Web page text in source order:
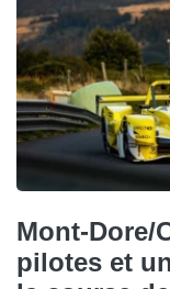
Mont-Dore/
pilotes et